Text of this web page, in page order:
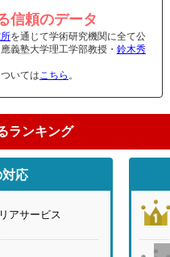
信頼のデータ
を通じて学術研究機関に全て公
義塾大学理工学部教授・ 鈴木秀
いてはこちら 。
ランキング
応
アサービス